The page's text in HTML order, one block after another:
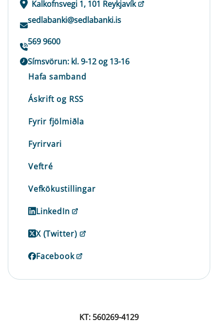
Kalkofnsvegi 1, 101 Reykjavík
sedlabanki@sedlabanki.is
569 9600
Símsvörun: kl. 9-12 og 13-16
Hafa samband
Áskrift og RSS
Fyrir fjölmiðla
Fyrirvari
Veftré
Vefkökustillingar
LinkedIn
X (Twitter)
Facebook
KT: 560269-4129